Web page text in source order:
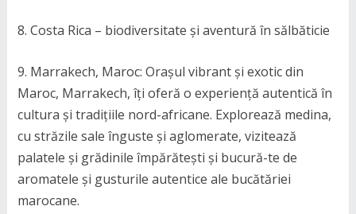
8. Costa Rica – biodiversitate și aventură în sălbăticie
9. Marrakech, Maroc: Orașul vibrant și exotic din
Maroc, Marrakech, îți oferă o experiență autentică în
cultura și tradițiile nord-africane. Explorează medina,
cu străzile sale înguste și aglomerate, vizitează
palatele și grădinile împărătești și bucură-te de
aromatele și gusturile autentice ale bucătăriei
marocane.